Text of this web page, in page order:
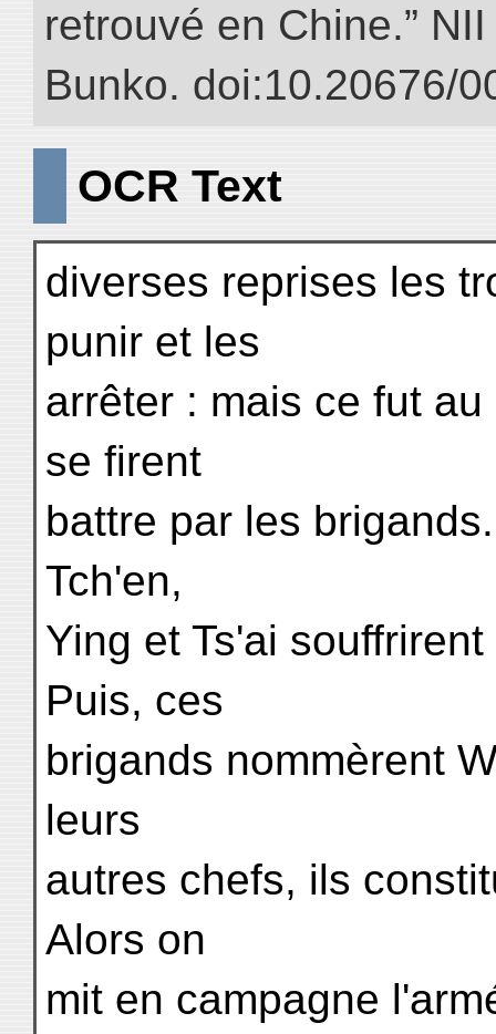
retrouvé en Chine.”
Bunko. doi:10.20676/
OCR Text
diverses reprises les
punir et les
arrêter : mais ce fut
se firent
battre par les
Tch'en,
Ying et Ts'ai
Puis, ces
brigands nommèrent
leurs
autres chefs, ils
Alors on
mit en campagne